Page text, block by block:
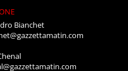
Bianchet